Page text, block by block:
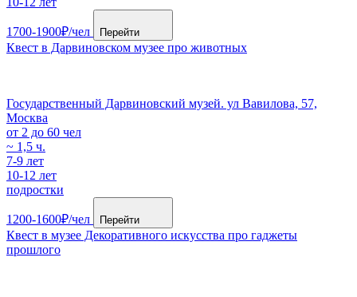
1700-1900₽/чел Перейти
Квест в Дарвиновском музее про животных
Государственный Дарвиновский музей. ул Вавилова, 57,
Москва
от 2 до 60 чел
~ 1,5 ч.
7-9 лет
10-12 лет
подростки
1200-1600₽/чел Перейти
Квест в музее Декоративного искусства про гаджеты
прошлого